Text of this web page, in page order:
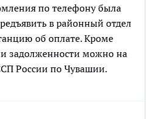
по телефону была
в районный отдел
об оплате. Кроме
задолженности можно на
России по Чувашии.